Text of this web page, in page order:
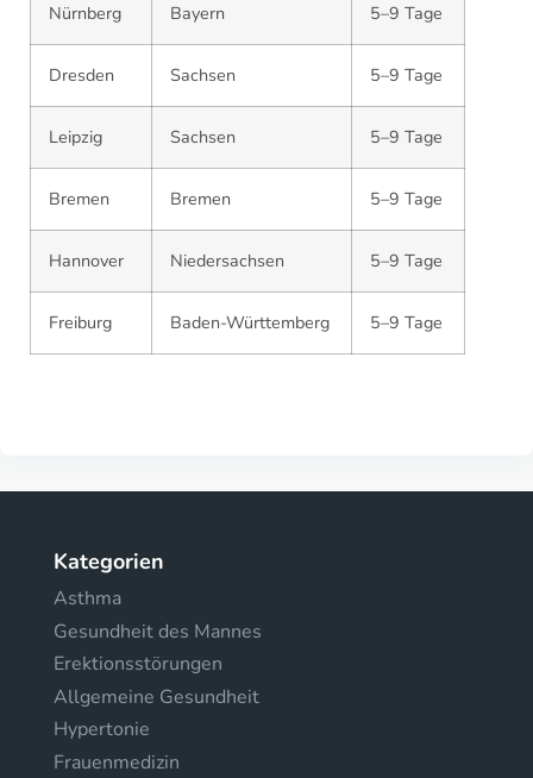
Nürnberg Bayern 5–9 Tage
Dresden Sachsen 5–9 Tage
Leipzig Sachsen 5–9 Tage
Bremen Bremen 5–9 Tage
Hannover Niedersachsen 5–9 Tage
Freiburg Baden-Württemberg 5–9 Tage
Kategorien
Asthma
Gesundheit des Mannes
Erektionsstörungen
Allgemeine Gesundheit
Hypertonie
Frauenmedizin